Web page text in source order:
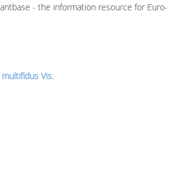
- the information resource for Euro-
Vis.